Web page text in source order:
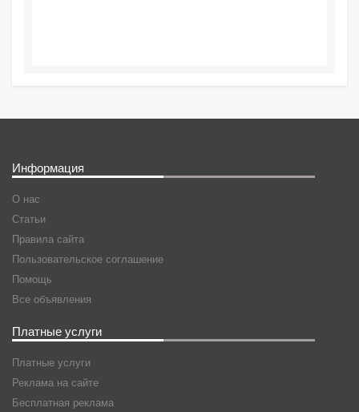
Информация
О нас
Статьи
Правила сайта
Пользовательское соглашение
Помощь
Все объявления
Платные услуги
Платные услуги
Реклама на сайте
Бесплатная реклама